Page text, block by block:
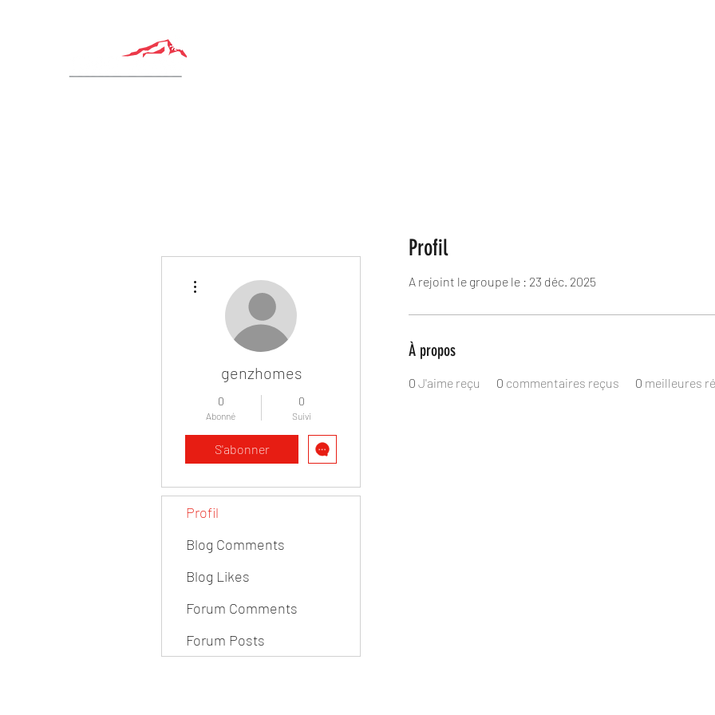
Profil
A rejoint le groupe le : 23 déc. 2025
À propos
0 J'aime reçu 0 commentaires reçus 0 meilleures
genzhomes
0
Abonné
0
Suivi
S'abonner
Profil
Blog Comments
Blog Likes
Forum Comments
Forum Posts